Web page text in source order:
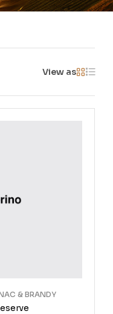
View as
& BRANDY